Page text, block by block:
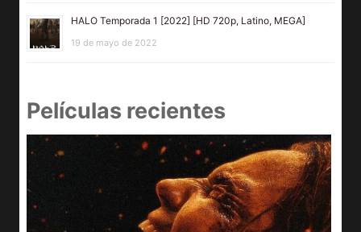
HALO Temporada 1 [2022] [HD 720p, Latino, MEGA]
19 de mayo de 2022
Películas recientes